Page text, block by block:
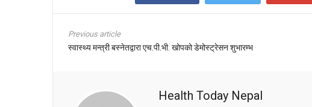
Previous article
स्वास्थ्य मन्त्री बस्नेतद्वारा एच.पी.भी. खोपको डेमोस्ट्रेसन शुभारम्भ
Health Today Nepal